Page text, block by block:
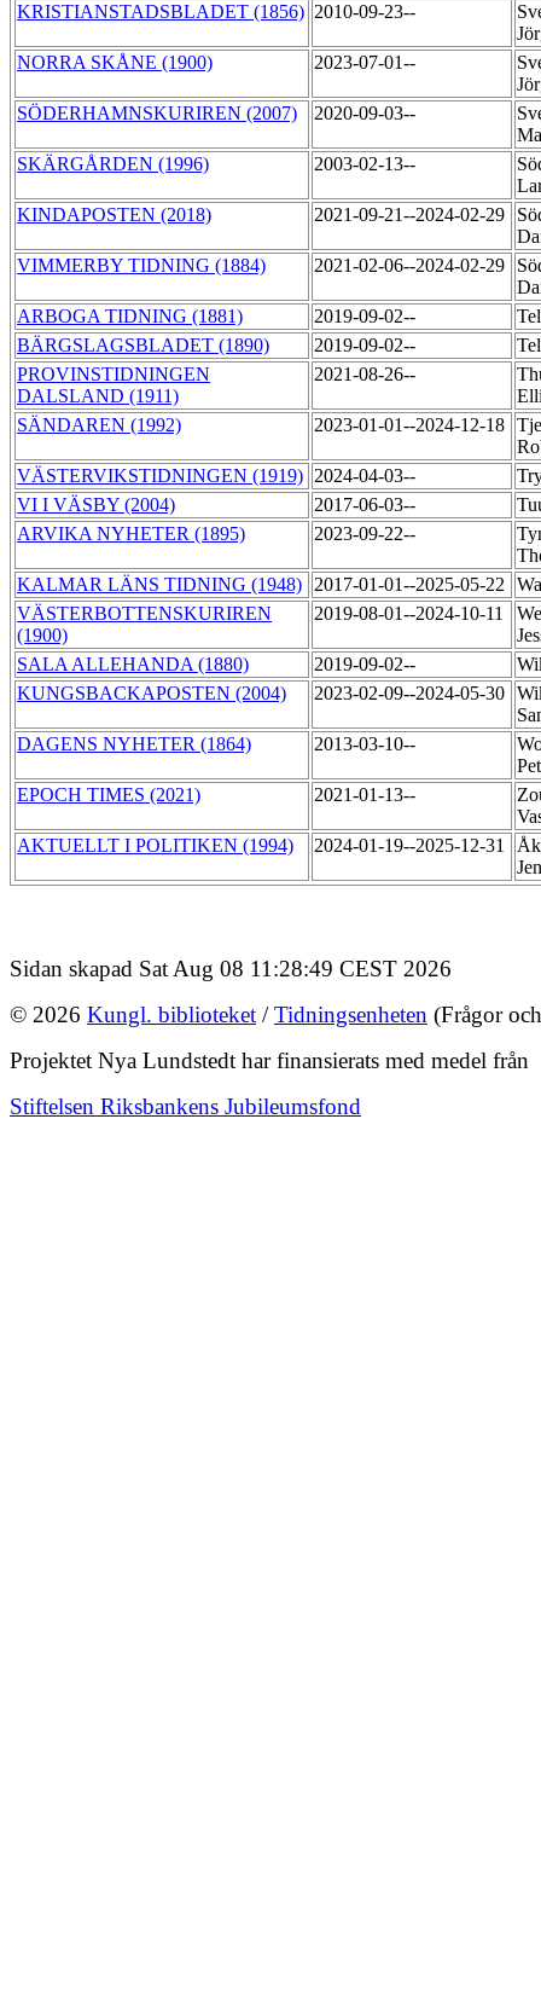
KRISTIANSTADSBLADET (1856) 2010-09-23--
NORRA SKÅNE (1900)
2023-07-01--
SÖDERHAMNSKURIREN (2007)
2020-09-03--
SKÄRGÅRDEN (1996)
2003-02-13--
KINDAPOSTEN (2018)
2021-09-21--2024-02-29
VIMMERBY TIDNING (1884)
2021-02-06--2024-02-29
ARBOGA TIDNING (1881)
2019-09-02--
BÄRGSLAGSBLADET (1890)
2019-09-02--
PROVINSTIDNINGEN
DALSLAND (1911)
2021-08-26--
SÄNDAREN (1992)
2023-01-01--2024-12-18
VÄSTERVIKSTIDNINGEN (1919) 2024-04-03--
VI I VÄSBY (2004)
2017-06-03--
ARVIKA NYHETER (1895)
2023-09-22--
KALMAR LÄNS TIDNING (1948)
2017-01-01--2025-05-22
VÄSTERBOTTENSKURIREN
(1900)
2019-08-01--2024-10-11
SALA ALLEHANDA (1880)
2019-09-02--
KUNGSBACKAPOSTEN (2004)
2023-02-09--2024-05-30
DAGENS NYHETER (1864)
2013-03-10--
EPOCH TIMES (2021)
2021-01-13--
AKTUELLT I POLITIKEN (1994)
2024-01-19--2025-12-31
Sidan skapad Sat Aug 08 11:28:49 CEST 2026
© 2026 Kungl. biblioteket /Tidningsenheten (Frågor
Projektet Nya Lundstedt har finansierats med medel från
Stiftelsen Riksbankens Jubileumsfond